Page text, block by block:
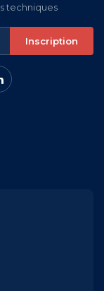
techniques
Inscription